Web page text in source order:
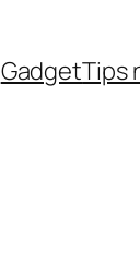
GadgetTips